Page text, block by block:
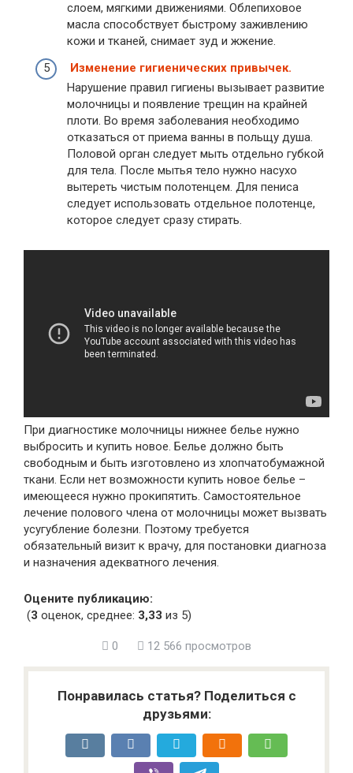
слоем, мягкими движениями. Облепиховое
масла способствует быстрому заживлению
кожи и тканей, снимает зуд и жжение.
Изменение гигиенических привычек.
Нарушение правил гигиены вызывает развитие
молочницы и появление трещин на крайней
плоти. Во время заболевания необходимо
отказаться от приема ванны в польщу душа.
Половой орган следует мыть отдельно губкой
для тела. После мытья тело нужно насухо
вытереть чистым полотенцем. Для пениса
следует использовать отдельное полотенце,
которое следует сразу стирать.
При диагностике молочницы нижнее белье нужно
выбросить и купить новое. Белье должно быть
свободным и быть изготовлено из хлопчатобумажной
ткани. Если нет возможности купить новое белье –
имеющееся нужно прокипятить. Самостоятельное
лечение полового члена от молочницы может вызвать
усугубление болезни. Поэтому требуется
обязательный визит к врачу, для постановки диагноза
и назначения адекватного лечения.
Оцените публикацию:
(3 оценок, среднее: 3,33 из 5)
0 12 566 просмотров
Понравилась статья? Поделиться с
друзьями: